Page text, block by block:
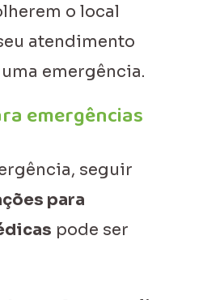
o local
atendimento
emergência.
emergências
seguir
para
pode ser